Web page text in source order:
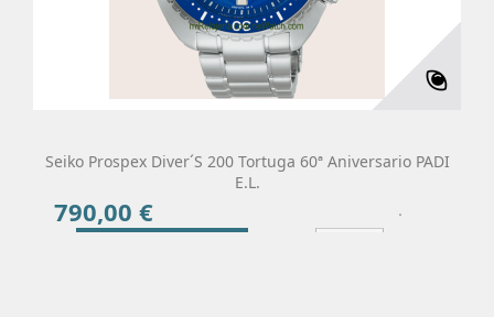
Seiko Prospex Diver´s 200 Tortuga 60ª Aniversario PADI
E.L.
790,00 €